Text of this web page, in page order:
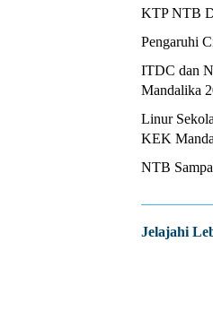
KTP NTB
Pengaruhi
ITDC dan
Mandalika
Linur
KEK
NTB
Jelajahi